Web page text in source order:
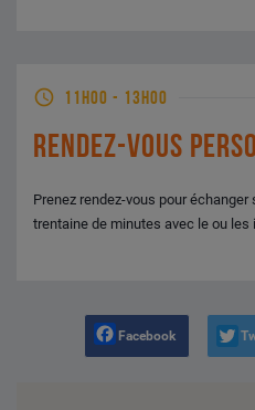
11H00 - 13H00
RENDEZ-VOUS
Prenez rendez-vous pour
trentaine de minutes avec le ou
Facebook